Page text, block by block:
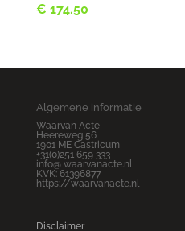
€ 174.50
Algemene informatie
Waarvan Acte
Heereweg 56
1901 ME Castricum
+31(0)251 659 333
info@ waarvanacte.nl
KVK: 61396877
https://waarvanacte.nl
Disclaimer